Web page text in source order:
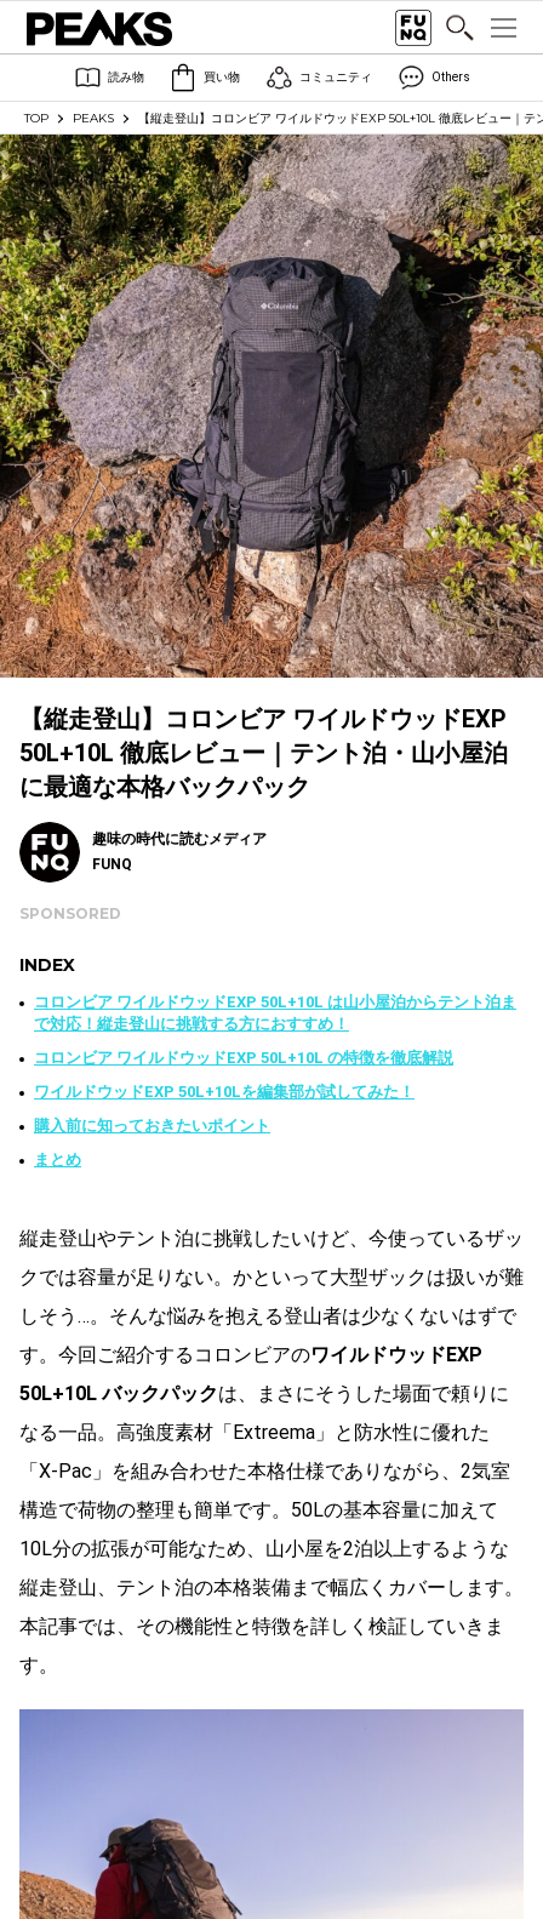
読み物 買い物 コミュニティ Others
TOP PEAKS 【縦走登山】コロンビア ワイルドウッドEXP 50L+10L 徹底レビュー｜
【縦走登山】コロンビア ワイルドウッドEXP
50L+10L 徹底レビュー｜テント泊・山小屋泊
に最適な本格バックパック
趣味の時代に読むメディア
FUNQ
SPONSORED
INDEX
コロンビア ワイルドウッドEXP 50L+10L は山小屋泊からテント泊ま
で対応！縦走登山に挑戦する方におすすめ！
コロンビア ワイルドウッドEXP 50L+10L の特徴を徹底解説
ワイルドウッドEXP 50L+10Lを編集部が試してみた！
購入前に知っておきたいポイント
まとめ
縦走登山やテント泊に挑戦したいけど、今使っているザッ
クでは容量が足りない。かといって大型ザックは扱いが難
しそう…。そんな悩みを抱える登山者は少なくないはずで
す。今回ご紹介するコロンビアのワイルドウッドEXP
50L+10L バックパックは、まさにそうした場面で頼りに
なる一品。高強度素材「Extreema」と防水性に優れた
「X-Pac」を組み合わせた本格仕様でありながら、2気室
構造で荷物の整理も簡単です。50Lの基本容量に加えて
10L分の拡張が可能なため、山小屋を2泊以上するような
縦走登山、テント泊の本格装備まで幅広くカバーします。
本記事では、その機能性と特徴を詳しく検証していきま
す。